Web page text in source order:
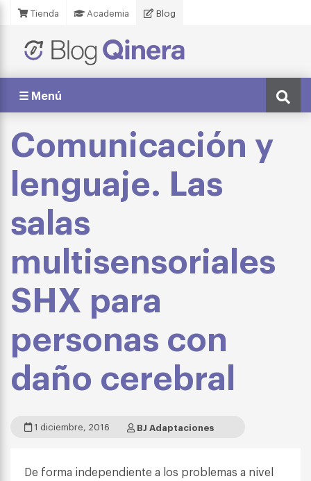
Tienda Academia Blog
☰ Menú
Comunicación y
lenguaje. Las
salas
multisensoriales
SHX para
personas con
daño cerebral
1 diciembre, 2016 BJ Adaptaciones
De forma independiente a los problemas a nivel